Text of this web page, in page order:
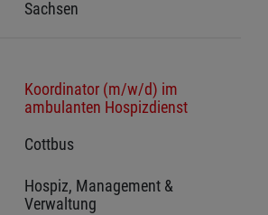
Sachsen
Koordinator (m/w/d) im
ambulanten Hospizdienst
Cottbus
Hospiz, Management &
Verwaltung